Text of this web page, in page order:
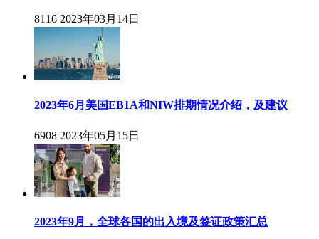
8116 2023年03月14日
2023年6月美国EB1A和NIW排期情况介绍，及建议
6908 2023年05月15日
2023年9月，全球各国的出入境及签证政策汇总